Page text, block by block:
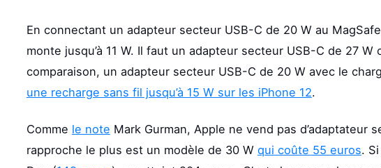
En connectant un adapteur secteur USB-C de 20 W au
monte jusqu’à 11 W. Il faut un adapteur secteur USB-C de 27
comparaison, un adapteur secteur USB-C de 20 W avec le
une recharge sans fil jusqu’à 15 W sur les iPhone 12.
Comme le note Mark Gurman, Apple ne vend pas d’adaptateur
rapproche le plus est un modèle de 30 W qui coûte 55 euros.